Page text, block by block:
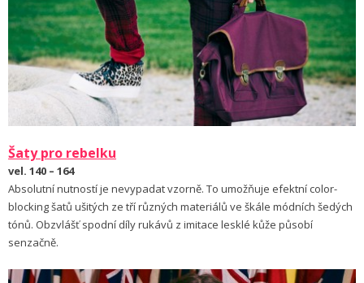
Šaty pro rebelku
vel. 140 – 164
Absolutní nutností je nevypadat vzorně. To umožňuje efektní color-
blocking šatů ušitých ze tří různých materiálů ve škále módních šedých
tónů. Obzvlášť spodní díly rukávů z imitace lesklé kůže působí
senzačně.